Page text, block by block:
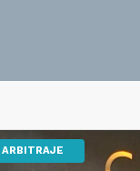
ARBITRAJE